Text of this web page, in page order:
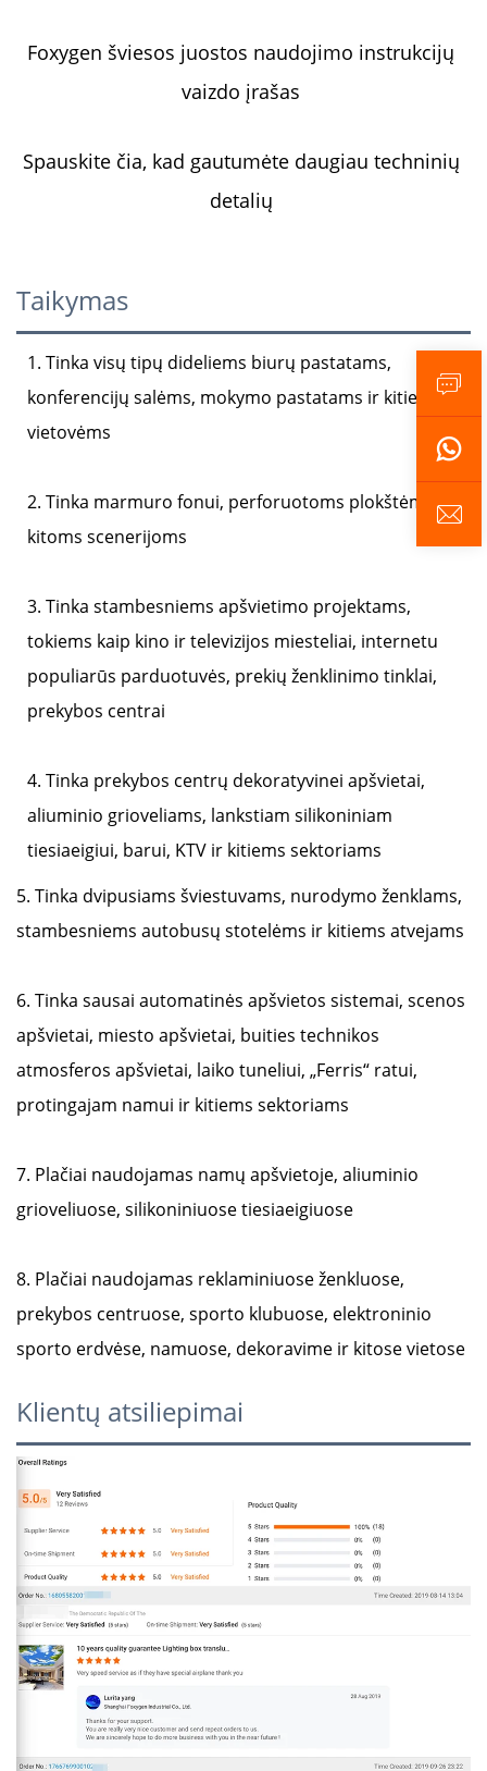
Foxygen šviesos juostos naudojimo instrukcijų
vaizdo įrašas
Spauskite čia, kad gautumėte daugiau techninių
detalių
Taikymas
1. Tinka visų tipų dideliems biurų pastatams,
konferencijų salėms, mokymo pastatams ir kitiems
vietovėms
2. Tinka marmuro fonui, perforuotoms plokštėms ir
kitoms scenerijoms
3. Tinka stambesniems apšvietimo projektams,
tokiems kaip kino ir televizijos miesteliai, internetu
populiarūs parduotuvės, prekių ženklinimo tinklai,
prekybos centrai
4. Tinka prekybos centrų dekoratyvinei apšvietai,
aliuminio grioveliams, lankstiam silikoniniam
tiesiaeigiui, barui, KTV ir kitiems sektoriams
5. Tinka dvipusiams šviestuvams, nurodymo ženklams,
stambesniems autobusų stotelėms ir kitiems atvejams
6. Tinka sausai automatinės apšvietos sistemai, scenos
apšvietai, miesto apšvietai, buities technikos
atmosferos apšvietai, laiko tuneliui, „Ferris“ ratui,
protingajam namui ir kitiems sektoriams
7. Plačiai naudojamas namų apšvietoje, aliuminio
grioveliuose, silikoniniuose tiesiaeigiuose
8. Plačiai naudojamas reklaminiuose ženkluose,
prekybos centruose, sporto klubuose, elektroninio
sporto erdvėse, namuose, dekoravime ir kitose vietose
Klientų atsiliepimai